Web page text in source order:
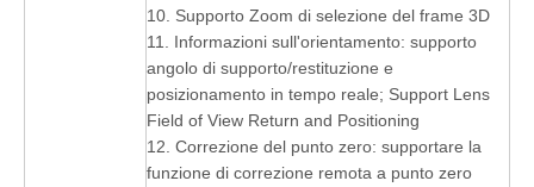
10. Supporto Zoom di selezione del frame 3D
11. Informazioni sull'orientamento: supporto
angolo di supporto/restituzione e
posizionamento in tempo reale; Support Lens
Field of View Return and Positioning
12. Correzione del punto zero: supportare la
funzione di correzione remota a punto zero